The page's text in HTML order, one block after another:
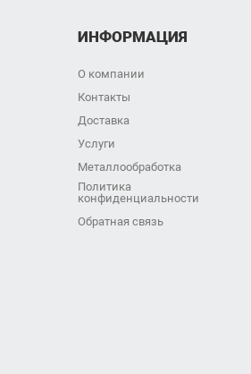
ИНФОРМАЦИЯ
О компании
Контакты
Доставка
Услуги
Металлообработка
Политика
конфиденциальности
Обратная связь